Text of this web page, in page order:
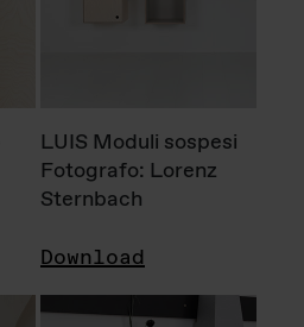
LUIS Moduli sospesi
Fotografo: Lorenz
Sternbach
Download